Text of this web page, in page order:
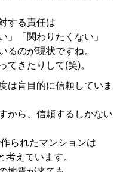
する責任は
」「関わりたくない」
るのが現状ですね。
てきたりして(笑)。
は盲目的に信頼していま
から、信頼するしかない
られたマンションは
考えています。